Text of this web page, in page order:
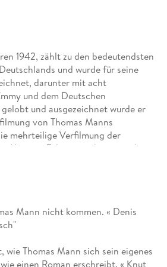
1942, zählt zu den bedeutendsten
und wurde für seine
darunter mit acht
und dem Deutschen
und ausgezeichnet wurde er
von Thomas Manns
mehrteilige Verfilmung der
Manns«. Zuletzt erschien von ihm
Mann nicht kommen. « Denis
wie Thomas Mann sich sein eigenes
einen Roman erschreibt. « Knut